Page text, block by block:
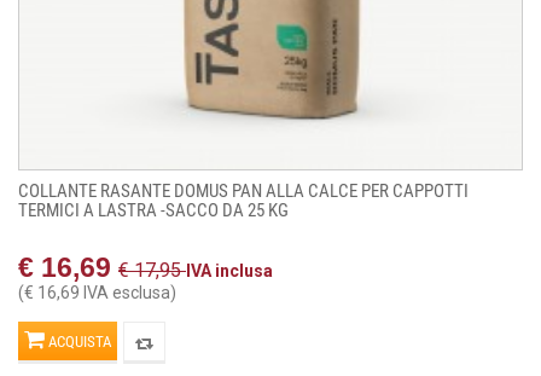
COLLANTE RASANTE DOMUS PAN ALLA CALCE PER CAPPOTTI
TERMICI A LASTRA -SACCO DA 25 KG
€ 16,69 € 17,95 IVA inclusa
(€ 16,69 IVA esclusa)
ACQUISTA